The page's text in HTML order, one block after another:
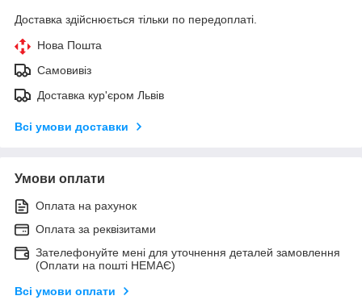
Доставка здійснюється тільки по передоплаті.
Нова Пошта
Самовивіз
Доставка кур'єром Львів
Всі умови доставки
Умови оплати
Оплата на рахунок
Оплата за реквізитами
Зателефонуйте мені для уточнення деталей замовлення
(Оплати на пошті НЕМАЄ)
Всі умови оплати